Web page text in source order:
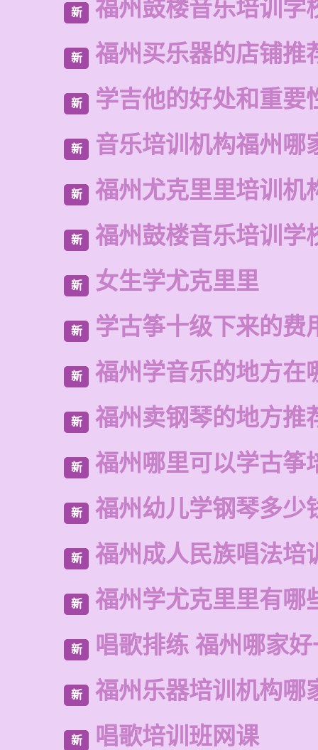
新 福州鼓楼音乐培训学
新 福州买乐器的店铺推
新 学吉他的好处和重要
新 音乐培训机构福州哪
新 福州尤克里里培训机
新 福州鼓楼音乐培训学
新 女生学尤克里里
新 学古筝十级下来的费
新 福州学音乐的地方在
新 福州卖钢琴的地方推
新 福州哪里可以学古筝
新 福州幼儿学钢琴多少
新 福州成人民族唱法培
新 福州学尤克里里有哪
新 唱歌排练 福州哪家
新 福州乐器培训机构哪
新 唱歌培训班网课